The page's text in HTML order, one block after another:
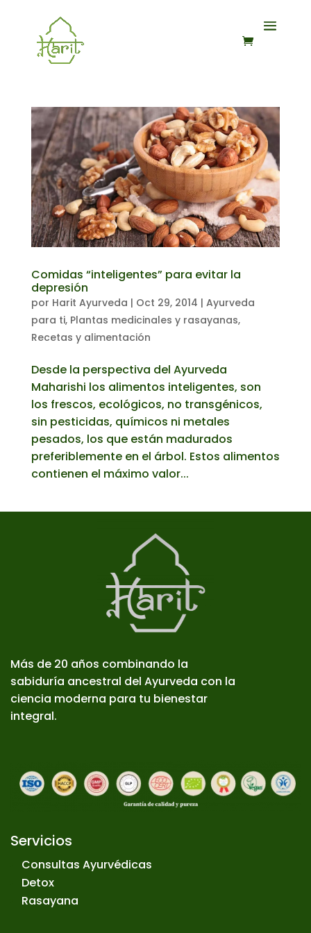
Comidas “inteligentes” para evitar la
depresión
por Harit Ayurveda | Oct 29, 2014 | Ayurveda
para ti, Plantas medicinales y rasayanas,
Recetas y alimentación
Desde la perspectiva del Ayurveda
Maharishi los alimentos inteligentes, son
los frescos, ecológicos, no transgénicos,
sin pesticidas, químicos ni metales
pesados, los que están madurados
preferiblemente en el árbol. Estos alimentos
contienen el máximo valor...
Más de 20 años combinando la
sabiduría ancestral del Ayurveda con la
ciencia moderna para tu bienestar
integral.
Servicios
Consultas Ayurvédicas
Detox
Rasayana